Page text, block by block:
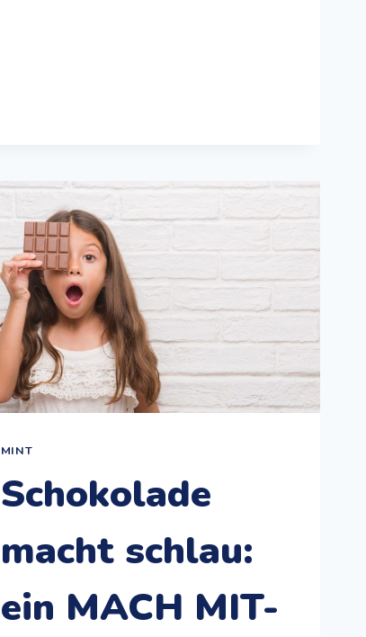
MINT
Schokolade
macht schlau:
ein MACH MIT-